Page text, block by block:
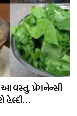
આ વસ્તુ, પ્રેગનેન્સી
હેલ્દી…